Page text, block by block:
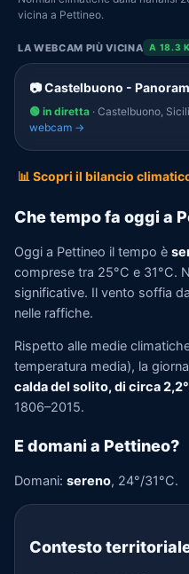
vicina a Pettineo.
LA WEBCAM PIÙ VICINA A 18.3
📷 Castelbuono -
🟢 in diretta · Castelbuono,
webcam →
📊 Scopri il bilancio
Che tempo fa oggi a
Oggi a Pettineo il tempo è
comprese tra 25°C e 31°C.
significative. Il vento soffia
nelle raffiche.
Rispetto alle medie
temperatura media), la
calda del solito, di circa
1806–2015.
E domani a Pettineo?
Domani: sereno, 24°/31°C.
Contesto